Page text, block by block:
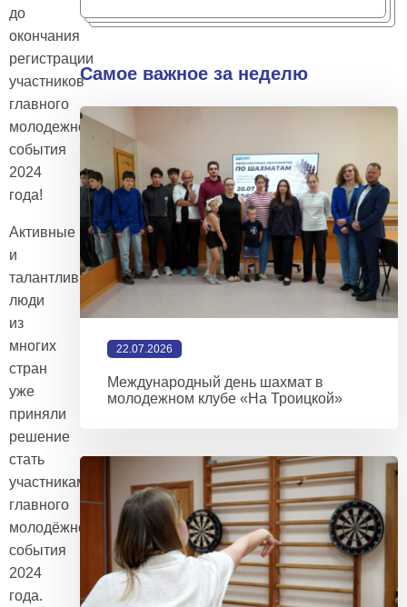
до
окончания
регистрации
участников
главного
молодежного
события
2024
года!
Активные
и
талантливые
люди
из
многих
стран
уже
приняли
решение
стать
участниками
#ВФМ2024–
главного
молодёжного
события
2024
года.
Самое важное за неделю
22.07.2026
Международный день шахмат в
молодежном клубе «На Троицкой»